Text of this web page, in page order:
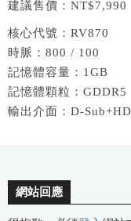
建議售價：NT$7,990
核心代號：RV870
時脈：800 / 100
記憶體容量：1GB
記憶體顆粒：GDDR5
輸出介面：D-
網站回應